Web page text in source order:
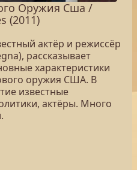
Оружия Сша /
(2011)
актёр и режиссёр
рассказывает
характеристики
оружия США. В
известные
актёры. Много